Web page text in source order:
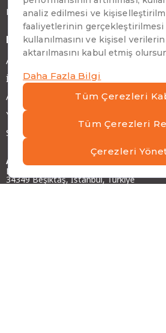
Başarı Hikayeleri
Daha Fazla
ATP Hakkında
İş Ortağımız Olun
ATP Kariyer
Yatırımcı İlişkileri
Sürdürülebilirlik
Adres
Emirhan Cad. No:109 Kat:9 Atakule,
34349 Beşiktaş, İstanbul, Türkiye